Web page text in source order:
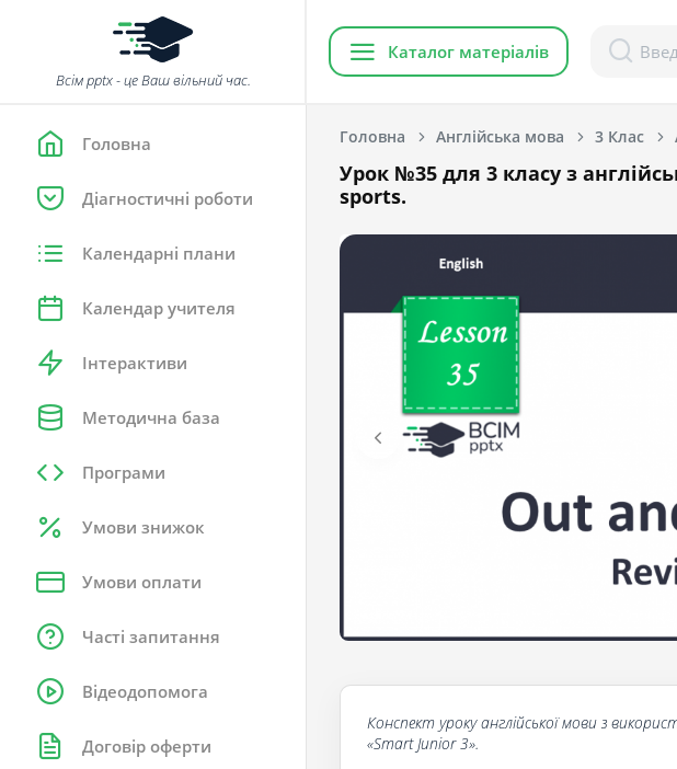
Всім pptx - це Ваш вільний час.
Головна
Діагностичні роботи
Календарні плани
Календар учителя
Інтерактиви
Методична база
Програми
Умови знижок
Умови оплати
Часті запитання
Відеодопомога
Договір оферти
Каталог матеріалів
Головна Англійська мова 3 Клас
Урок №35 для 3 класу з
sports.
Конспект урокуaнглійської мови з
«Smart Junior 3».